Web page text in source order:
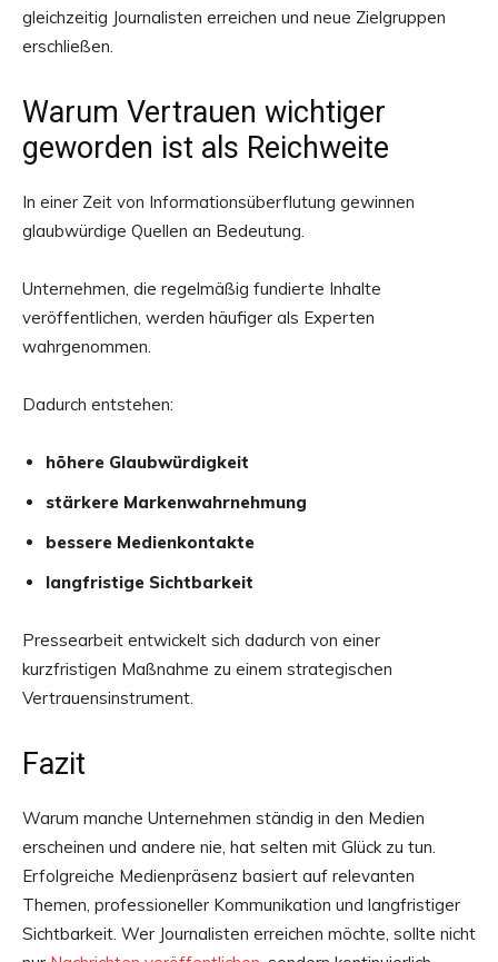
gleichzeitig Journalisten erreichen und neue Zielgruppen
erschließen.
Warum Vertrauen wichtiger
geworden ist als Reichweite
In einer Zeit von Informationsüberflutung gewinnen
glaubwürdige Quellen an Bedeutung.
Unternehmen, die regelmäßig fundierte Inhalte
veröffentlichen, werden häufiger als Experten
wahrgenommen.
Dadurch entstehen:
höhere Glaubwürdigkeit
stärkere Markenwahrnehmung
bessere Medienkontakte
langfristige Sichtbarkeit
Pressearbeit entwickelt sich dadurch von einer
kurzfristigen Maßnahme zu einem strategischen
Vertrauensinstrument.
Fazit
Warum manche Unternehmen ständig in den Medien
erscheinen und andere nie, hat selten mit Glück zu tun.
Erfolgreiche Medienpräsenz basiert auf relevanten
Themen, professioneller Kommunikation und langfristiger
Sichtbarkeit. Wer Journalisten erreichen möchte, sollte nicht